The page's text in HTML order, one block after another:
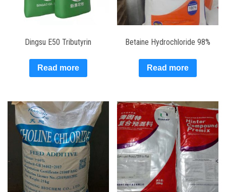
Dingsu E50 Tributyrin
Read more
Betaine Hydrochloride 98%
Read more